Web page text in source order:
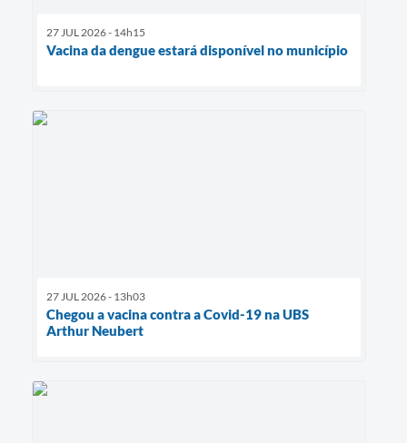
27 JUL 2026 - 14h15
Vacina da dengue estará disponível no município
27 JUL 2026 - 13h03
Chegou a vacina contra a Covid-19 na UBS
Arthur Neubert